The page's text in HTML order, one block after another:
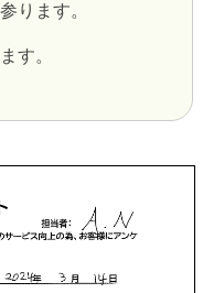
ります。
す。